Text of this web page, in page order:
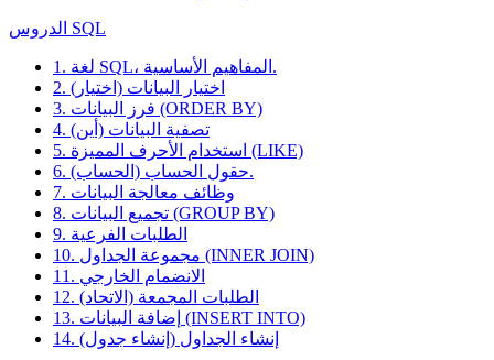
الدروس SQL
1. لغة SQL، المفاهيم الأساسية.
2. اختيار البيانات (اختيار)
3. فرز البيانات (ORDER BY)
4. تصفية البيانات (أين)
5. استخدام الأحرف المميزة (LIKE)
6. حقول الحساب (الحساب).
7. وظائف معالجة البيانات
8. تجميع البيانات (GROUP BY)
9. الطلبات الفرعية
10. مجموعة الجداول (INNER JOIN)
11. الانضمام الخارجي
12. الطلبات المجمعة (الاتحاد)
13. إضافة البيانات (INSERT INTO)
14. إنشاء الجداول (إنشاء جدول)